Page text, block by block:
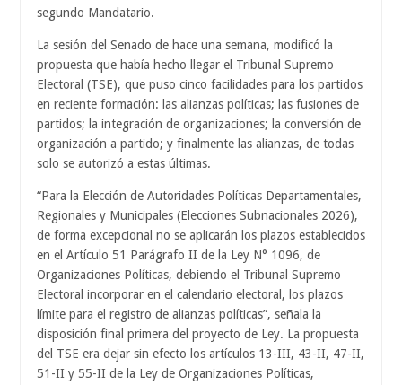
segundo Mandatario.
La sesión del Senado de hace una semana, modificó la
propuesta que había hecho llegar el Tribunal Supremo
Electoral (TSE), que puso cinco facilidades para los partidos
en reciente formación: las alianzas políticas; las fusiones de
partidos; la integración de organizaciones; la conversión de
organización a partido; y finalmente las alianzas, de todas
solo se autorizó a estas últimas.
“Para la Elección de Autoridades Políticas Departamentales,
Regionales y Municipales (Elecciones Subnacionales 2026),
de forma excepcional no se aplicarán los plazos establecidos
en el Artículo 51 Parágrafo II de la Ley N° 1096, de
Organizaciones Políticas, debiendo el Tribunal Supremo
Electoral incorporar en el calendario electoral, los plazos
límite para el registro de alianzas políticas”, señala la
disposición final primera del proyecto de Ley. La propuesta
del TSE era dejar sin efecto los artículos 13-III, 43-II, 47-II,
51-II y 55-II de la Ley de Organizaciones Políticas,